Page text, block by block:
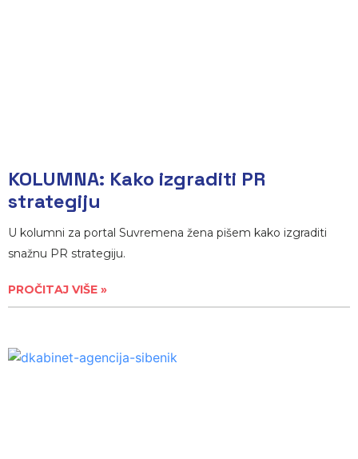
KOLUMNA: Kako izgraditi PR
strategiju
U kolumni za portal Suvremena žena pišem kako izgraditi
snažnu PR strategiju.
PROČITAJ VIŠE »